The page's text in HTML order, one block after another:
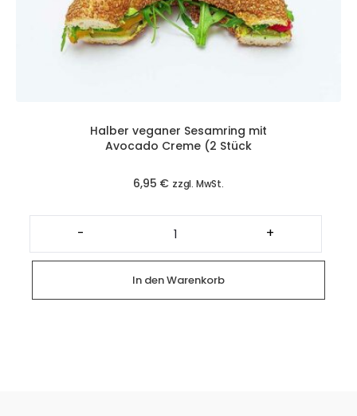
Halber veganer Sesamring mit
Avocado Creme (2 Stück
6,95 € zzgl. MwSt.
-
Halber
veganer
Sesamring
mit
Avocado
Creme
(2
Stück
+
In den Warenkorb